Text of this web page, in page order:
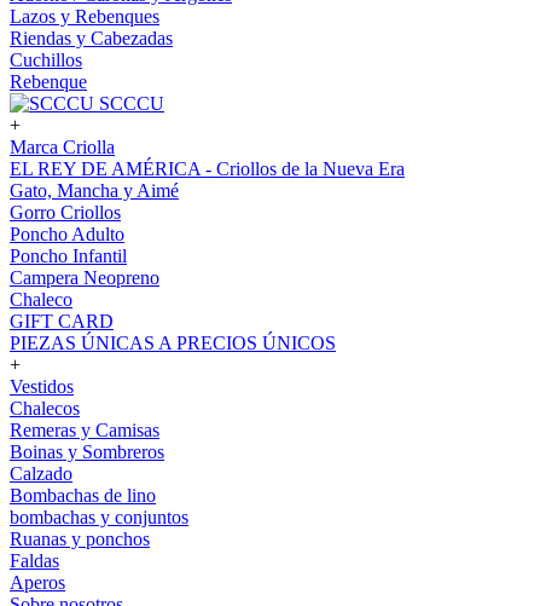
Lazos y Rebenques
Riendas y Cabezadas
Cuchillos
Rebenque
SCCCU
+
Marca Criolla
EL REY DE AMÉRICA - Criollos de la Nueva Era
Gato, Mancha y Aimé
Gorro Criollos
Poncho Adulto
Poncho Infantil
Campera Neopreno
Chaleco
GIFT CARD
PIEZAS ÚNICAS A PRECIOS ÚNICOS
+
Vestidos
Chalecos
Remeras y Camisas
Boinas y Sombreros
Calzado
Bombachas de lino
bombachas y conjuntos
Ruanas y ponchos
Faldas
Aperos